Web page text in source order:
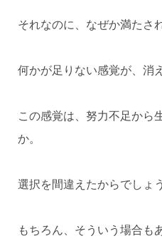
それなのに、なぜか満たさ
何かが足りない感覚が、消
この感覚は、努力不足から
か。
選択を間違えたからでしょ
もちろん、そういう場合も